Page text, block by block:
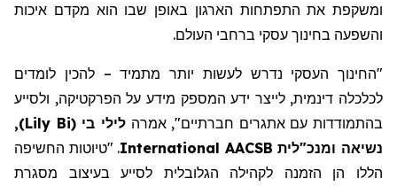
ומשקפת את התפתחות הארגון באופן שבו הוא מקדם איכות
והשפעה בחינוך עסקי ברחבי העולם.
"החינוך העסקי נדרש לעשות יותר מתמיד– להכין לומדים
לכלכלה דינמית, לייצר ידע המספק מידע על הפרקטיקה, ולסייע
בהתמודדות עם אתגרים חברתיים"
, אמרהלילי בי (
Lily Bi
)
,
נשיאה ומנכ"לית AACSB
International. "טיוטות החשיפה
הללו הן הזמנה לקהילה הגלובלית לסייע בעיצוב מסגרת